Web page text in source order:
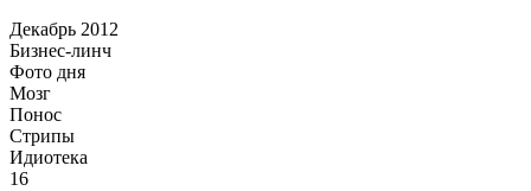
Декабрь 2012
Бизнес-линч
Фото дня
Мозг
Понос
Стрипы
Идиотека
16